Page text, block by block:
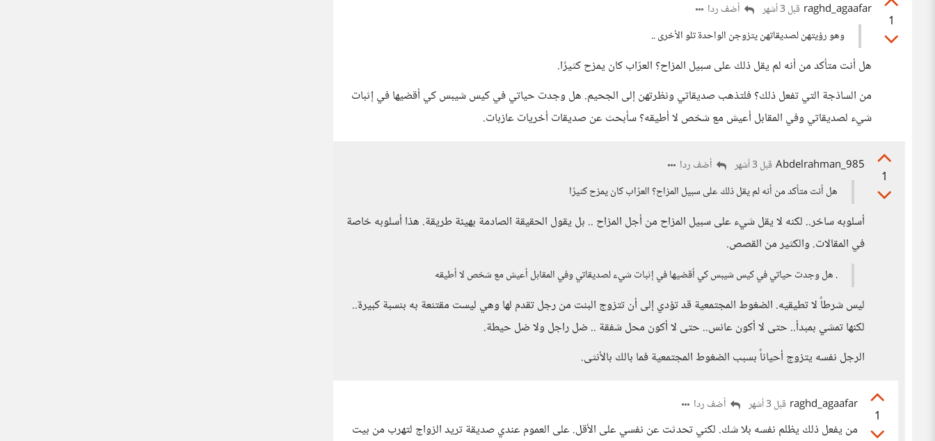
1
raghd_agaafar قبل 3 أشهر
أضف ردا
وهو رؤيتهن لصديقاتهن يتزوجن الواحدة تلو الأخرى ..
هل أنت متأكد من أنه لم يقل ذلك على سبيل المزاح؟ العرّاب كان يمزح كثيرًا.
من الساذجة التي تفعل ذلك؟ فلتذهب صديقاتي ونظرتهن إلى الجحيم. هل وجدت حياتي في كيس شيبس كي أقضيها في إثبات
شيء لصديقاتي وفي المقابل أعيش مع شخص لا أطيقه؟ سأبحث عن صديقات أخريات عازبات.
1
Abdelrahman_985 قبل 3 أشهر
أضف ردا
هل أنت متأكد من أنه لم يقل ذلك على سبيل المزاح؟ العرّاب كان يمزح كثيرًا
أسلوبه ساخر.. لكنه لا يقل شيء على سبيل المزاح من أجل المزاح .. بل يقول الحقيقة الصادمة بهيئة طريقة. هذا أسلوبه خاصة
في المقالات. والكثير من القصص.
. هل وجدت حياتي في كيس شيبس كي أقضيها في إثبات شيء لصديقاتي وفي المقابل أعيش مع شخص لا أطيقه
ليس شرطاً لا تطيقيه. الضغوط المجتمعية قد تؤدي إلى أن تتزوج البنت من رجل تقدم لها وهي ليست مقتنعة به بنسبة كبيرة..
لكنها تمشي بمبدأ.. حتى لا أكون عانس.. حتى لا أكون محل شفقة .. ضل راجل ولا ضل حيطة.
الرجل نفسه يتزوج أحياناً بسبب الضغوط المجتمعية فما بالك بالأنثى.
1
raghd_agaafar قبل 3 أشهر أضف ردا
من يفعل ذلك يظلم نفسه بلا شك. لكني تحدثت عن نفسي على الأقل. على العموم عندي صديقة تريد الزواج لتهرب من بيت